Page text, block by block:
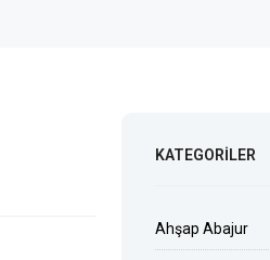
KATEGORILER
Ahşap Abajur